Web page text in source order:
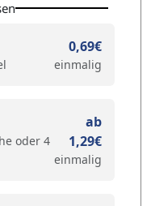
0,69€
einmalig
oder 4
ab
1,29€
einmalig